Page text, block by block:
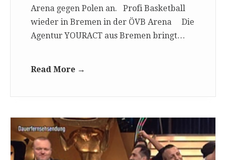
Arena gegen Polen an. Profi Basketball
wieder in Bremen in der ÖVB Arena Die
Agentur YOURACT aus Bremen bringt…
Read More →